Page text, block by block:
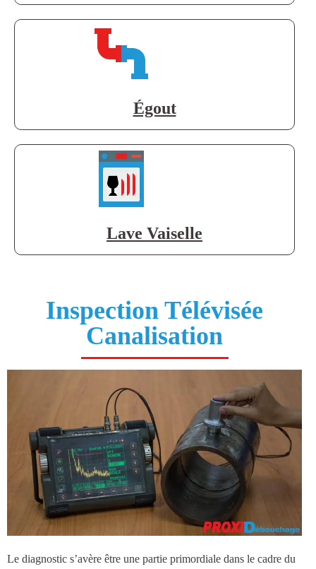
Égout
Lave Vaiselle
Inspection Télévisée
Canalisation
Le diagnostic s’avère être une partie primordiale dans le cadre du